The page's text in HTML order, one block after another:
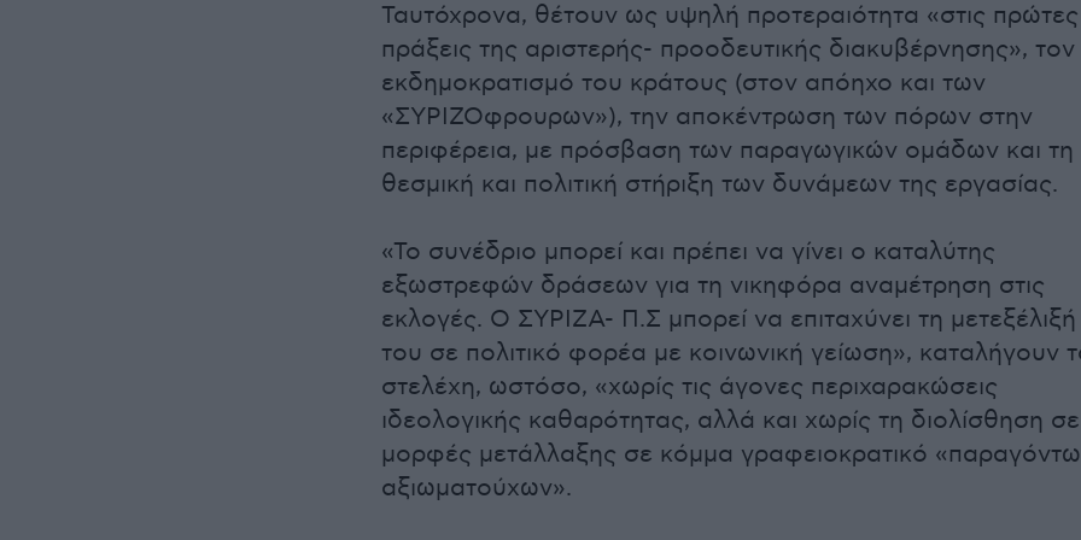
Ταυτόχρονα, θέτουν ως υψηλή προτεραιότητα «στις πρώτες
πράξεις της αριστερής- προοδευτικής διακυβέρνησης», τον
εκδημοκρατισμό του κράτους (στον απόηχο και των
«ΣΥΡΙΖΟφρουρων»), την αποκέντρωση των πόρων στην
περιφέρεια, με πρόσβαση των παραγωγικών ομάδων και τη
θεσμική και πολιτική στήριξη των δυνάμεων της εργασίας.
«Το συνέδριο μπορεί και πρέπει να γίνει ο καταλύτης
εξωστρεφών δράσεων για τη νικηφόρα αναμέτρηση στις
εκλογές. Ο ΣΥΡΙΖΑ- Π.Σ μπορεί να επιταχύνει τη μετεξέλιξή
του σε πολιτικό φορέα με κοινωνική γείωση», καταλήγουν
στελέχη, ωστόσο, «χωρίς τις άγονες περιχαρακώσεις
ιδεολογικής καθαρότητας, αλλά και χωρίς τη διολίσθηση σε
μορφές μετάλλαξης σε κόμμα γραφειοκρατικό
αξιωματούχων».